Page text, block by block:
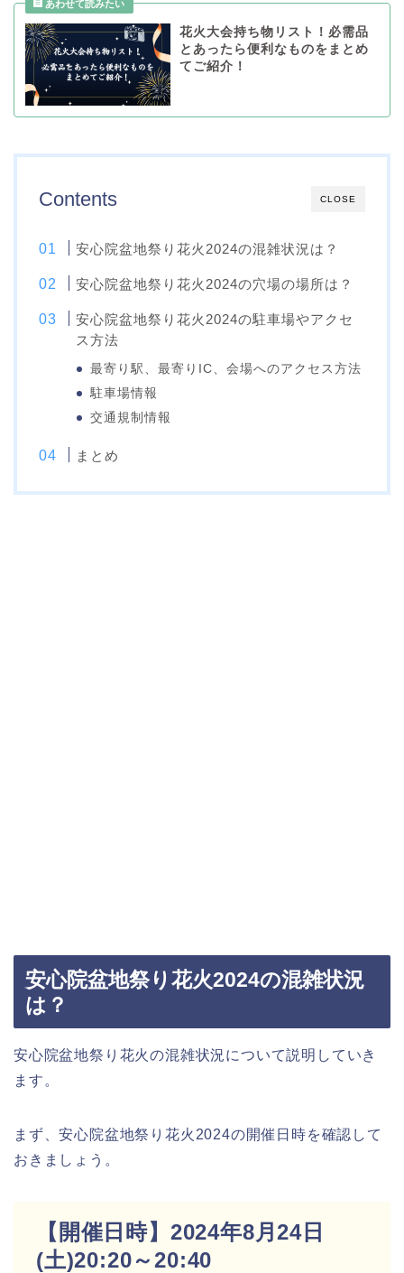
花火大会持ち物リスト！必需品
とあったら便利なものをまとめ
てご紹介！
CLOSE
Contents
安心院盆地祭り花火2024の混雑状況は？
安心院盆地祭り花火2024の穴場の場所は？
安心院盆地祭り花火2024の駐車場やアクセ
ス方法
最寄り駅、最寄りIC、会場へのアクセス方法
駐車場情報
交通規制情報
まとめ
安心院盆地祭り花火2024の混雑状況
は？
安心院盆地祭り花火の混雑状況について説明していき
ます。
まず、安心院盆地祭り花火2024の開催日時を確認して
おきましょう。
【開催日時】2024年8月24日
(土)20:20～20:40